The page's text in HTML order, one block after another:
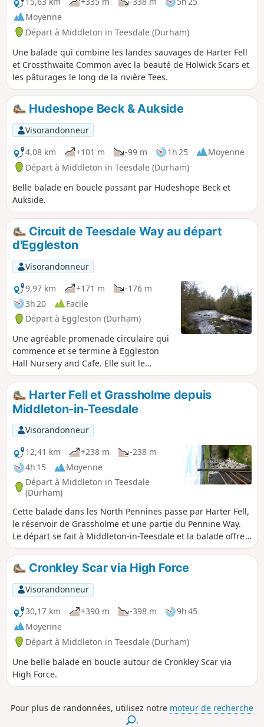
Moyenne
Départ à Middleton in Teesdale (Durham)
Une balade qui combine les landes sauvages de Harter Fell
et Crossthwaite Common avec la beauté de Holwick Scars et
les pâturages le long de la rivière Tees.
Hudeshope Beck & Aukside
Visorandonneur
4,08 km
+101 m -99 m 1h 25
Moyenne
Départ à Middleton in Teesdale (Durham)
Belle balade en boucle passant par Hudeshope Beck et
Aukside.
Circuit de Teesdale Way au départ
d'Eggleston
Visorandonneur
9,97 km
+171 m
-176 m
3h 20
Facile
Départ à Eggleston (Durham)
Une agréable promenade circulaire qui
commence et se termine à Eggleston
Hall Nursery and Cafe. Elle suit le
Teesdale Way sur la rive nord de la Tees
et traverse la rivière par une passerelle
au nord du village de Cotherstone. Elle
revient ensuite sur la rive opposée pour
traverser le charmant village de
Romaldkirk avant de revenir à Eggleston
Hall. (Elle peut également commencer à
Romaldkirk ou Cotherstone).
Harter Fell et Grassholme depuis
Middleton-in-Teesdale
Visorandonneur
12,41 km
+238 m
-238 m
4h 15
Moyenne
Départ à Middleton in Teesdale
(Durham)
Cette balade dans les North Pennines passe par Harter Fell,
le réservoir de Grassholme et une partie du Pennine Way.
Le départ se fait à Middleton-in-Teesdale et la balade offre
des paysages variés. En descendant dans la vallée de la
Lune, la balade continue le long du réservoir de
Grassholme avant de rejoindre le point de départ par une
ancienne voie ferrée.
Cronkley Scar via High Force
Visorandonneur
30,17 km
+390 m -398 m
9h 45
Moyenne
Départ à Middleton in Teesdale (Durham)
Une belle balade en boucle autour de Cronkley Scar via
High Force.
Pour plus de randonnées, utilisez notre moteur de recherche
.